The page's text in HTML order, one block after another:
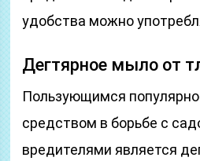
удобства можно
Дегтярное мыло от
Пользующимся
средством в борьбе с
вредителями является